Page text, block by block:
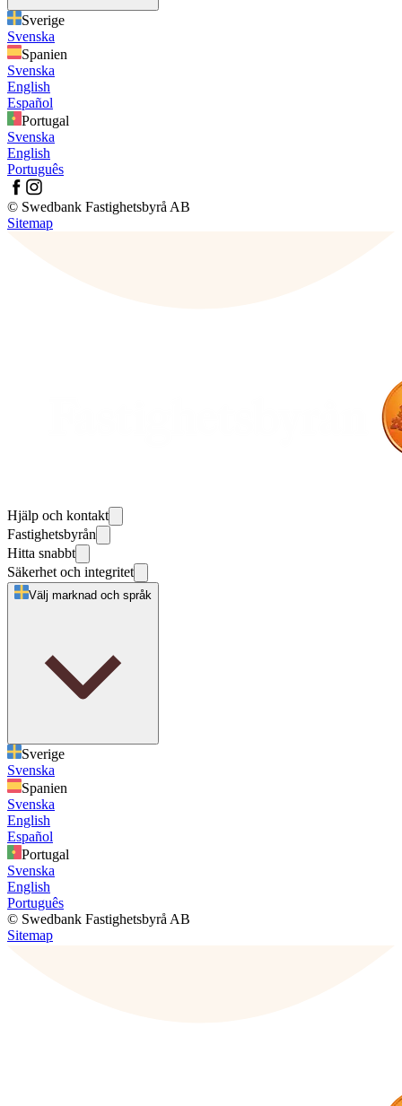
Sverige
Svenska
Spanien
Svenska
English
Español
Portugal
Svenska
English
Português
© Swedbank Fastighetsbyrå AB
Sitemap
Hjälp och kontakt
Fastighetsbyrån
Hitta snabbt
Säkerhet och integritet
Välj marknad och språk
Sverige
Svenska
Spanien
Svenska
English
Español
Portugal
Svenska
English
Português
© Swedbank Fastighetsbyrå AB
Sitemap